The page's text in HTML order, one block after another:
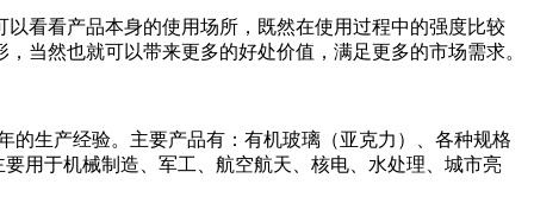
看看产品本身的使用场所，既然在使用过程中的强度比较
当然也就可以带来更多的好处价值，满足更多的市场需求。
生产经验。主要产品有：有机玻璃（亚克力）、各种规格
用于机械制造、军工、航空航天、核电、水处理、城市亮